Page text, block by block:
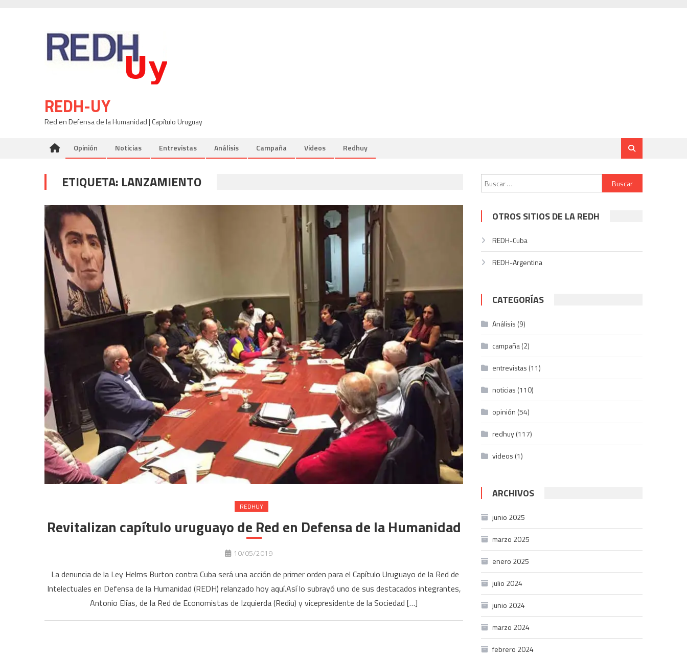
REDH-UY
Red en Defensa de la Humanidad | Capítulo Uruguay
Opinión Noticias Entrevistas Análisis Campaña Videos Redhuy
ETIQUETA: LANZAMIENTO
REDHUY
Revitalizan capítulo uruguayo de Red en Defensa de la Humanidad
10/05/2019
La denuncia de la Ley Helms Burton contra Cuba será una acción de primer orden para el Capítulo Uruguayo de la Red de
Intelectuales en Defensa de la Humanidad (REDH) relanzado hoy aquí.Así lo subrayó uno de sus destacados integrantes,
Antonio Elías, de la Red de Economistas de Izquierda (Rediu) y vicepresidente de la Sociedad […]
Buscar:
OTROS SITIOS DE LA REDH
REDH-Cuba
REDH-Argentina
CATEGORÍAS
Análisis (9)
campaña(2)
entrevistas (11)
noticias (110)
opinión (54)
redhuy(117)
videos (1)
ARCHIVOS
junio 2025
marzo 2025
enero 2025
julio 2024
junio 2024
marzo 2024
febrero 2024